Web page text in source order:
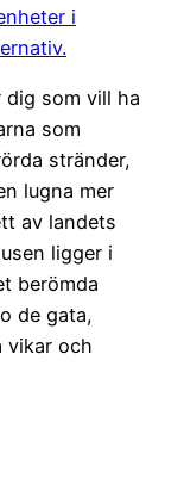
i
som vill ha
som
stränder,
lugna mer
av landets
ligger i
berömda
de gata,
vikar och